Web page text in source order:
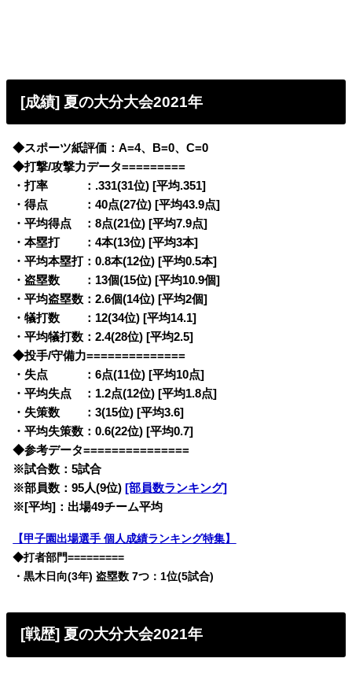
[成績] 夏の大分大会2021年
◆スポーツ紙評価：A=4、B=0、C=0
◆打撃/攻撃力データ=========
・打率 ：.331(31位) [平均.351]
・得点 ：40点(27位) [平均43.9点]
・平均得点 ：8点(21位) [平均7.9点]
・本塁打 ：4本(13位) [平均3本]
・平均本塁打：0.8本(12位) [平均0.5本]
・盗塁数 ：13個(15位) [平均10.9個]
・平均盗塁数：2.6個(14位) [平均2個]
・犠打数 ：12(34位) [平均14.1]
・平均犠打数：2.4(28位) [平均2.5]
◆投手/守備力==============
・失点 ：6点(11位) [平均10点]
・平均失点 ：1.2点(12位) [平均1.8点]
・失策数 ：3(15位) [平均3.6]
・平均失策数：0.6(22位) [平均0.7]
◆参考データ===============
※試合数：5試合
※部員数：95人(9位)[部員数ランキング]
※[平均]：出場49チーム平均
【甲子園出場選手 個人成績ランキング特集】
◆打者部門=========
・黒木日向(3年) 盗塁数 7つ：1位(5試合)
[戦歴] 夏の大分大会2021年